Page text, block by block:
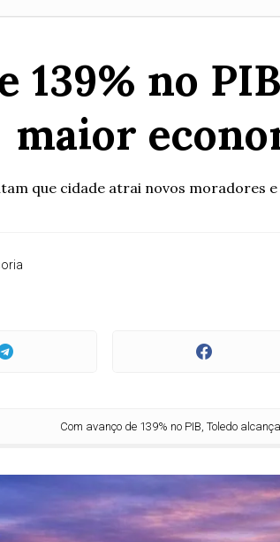
139% no
maior
que cidade atrai novos
avanço de 139% no PIB, Toledo alcança posto de 12ª